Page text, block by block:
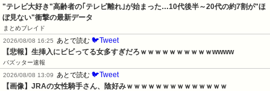
"テレビ大好き"高齢者の｢テレビ離れ｣が始まった…10代後半～20代の約7割が"ほ
ぼ見ない"衝撃の最新データ
まとめブレイド
2026/08/08 16:25
あとで読む 🐦Tweet
【悲報】生挿入にビビってる女多すぎだろｗｗｗｗｗｗｗｗｗｗwwww
バズッター速報
2026/08/08 13:09
あとで読む 🐦Tweet
【画像】JRAの女性騎手さん、陰好みｗｗｗｗｗｗｗｗｗｗｗｗｗｗ